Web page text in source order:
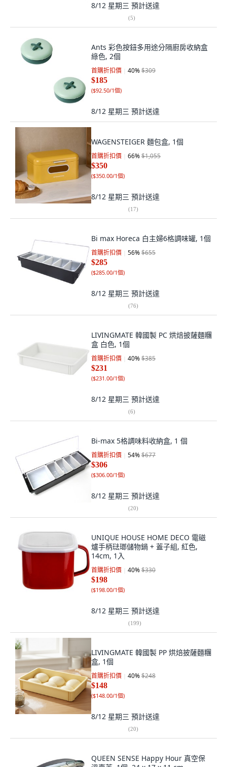
8/12 星期三 預計送達
(5)
Ants 彩色按鈕多用途分隔廚房收納盒
綠色, 2個
首購折扣價 40%$309
$185
($92.50/1個)
8/12 星期三 預計送達
WAGENSTEIGER 麵包盒, 1個
首購折扣價 66%$1,055
$350
($350.00/1個)
8/12 星期三 預計送達
(17)
Bi max Horeca 白主婦6格調味罐, 1個
首購折扣價 56%$655
$285
($285.00/1個)
8/12 星期三 預計送達
(76)
LIVINGMATE 韓國製 PC 烘焙披薩麵糰
盒 白色, 1個
首購折扣價 40%$385
$231
($231.00/1個)
8/12 星期三 預計送達
(6)
Bi-max 5格調味料收納盒, 1 個
首購折扣價 54%$677
$306
($306.00/1個)
8/12 星期三 預計送達
(20)
UNIQUE HOUSE HOME DECO 電磁
爐手柄琺瑯儲物鍋 + 蓋子組, 紅色,
14cm, 1入
首購折扣價 40%$330
$198
($198.00/1個)
8/12 星期三 預計送達
(199)
LIVINGMATE 韓國製 PP 烘焙披薩麵糰
盒, 1個
首購折扣價 40%$248
$148
($148.00/1個)
8/12 星期三 預計送達
(20)
QUEEN SENSE Happy Hour 真空保